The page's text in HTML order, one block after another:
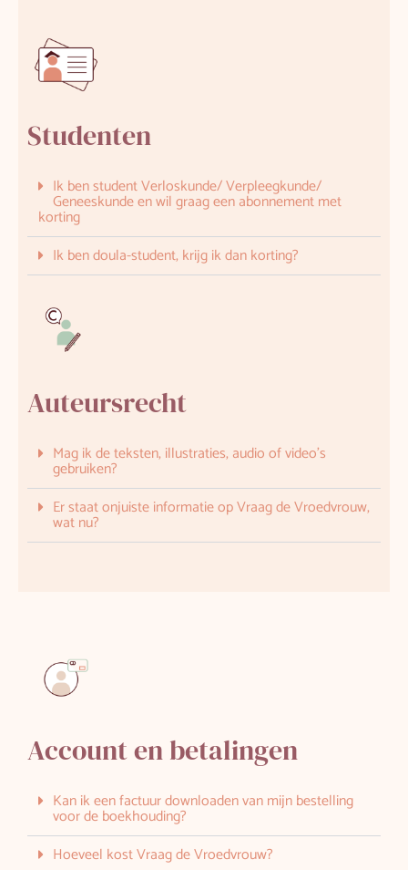
Studenten
Ik ben student Verloskunde/ Verpleegkunde/
Geneeskunde en wil graag een abonnement met
korting
Ik ben doula-student, krijg ik dan korting?
Auteursrecht
Mag ik de teksten, illustraties, audio of video's
gebruiken?
Er staat onjuiste informatie op Vraag de Vroedvrouw,
wat nu?
Account en betalingen
Kan ik een factuur downloaden van mijn bestelling
voor de boekhouding?
Hoeveel kost Vraag de Vroedvrouw?